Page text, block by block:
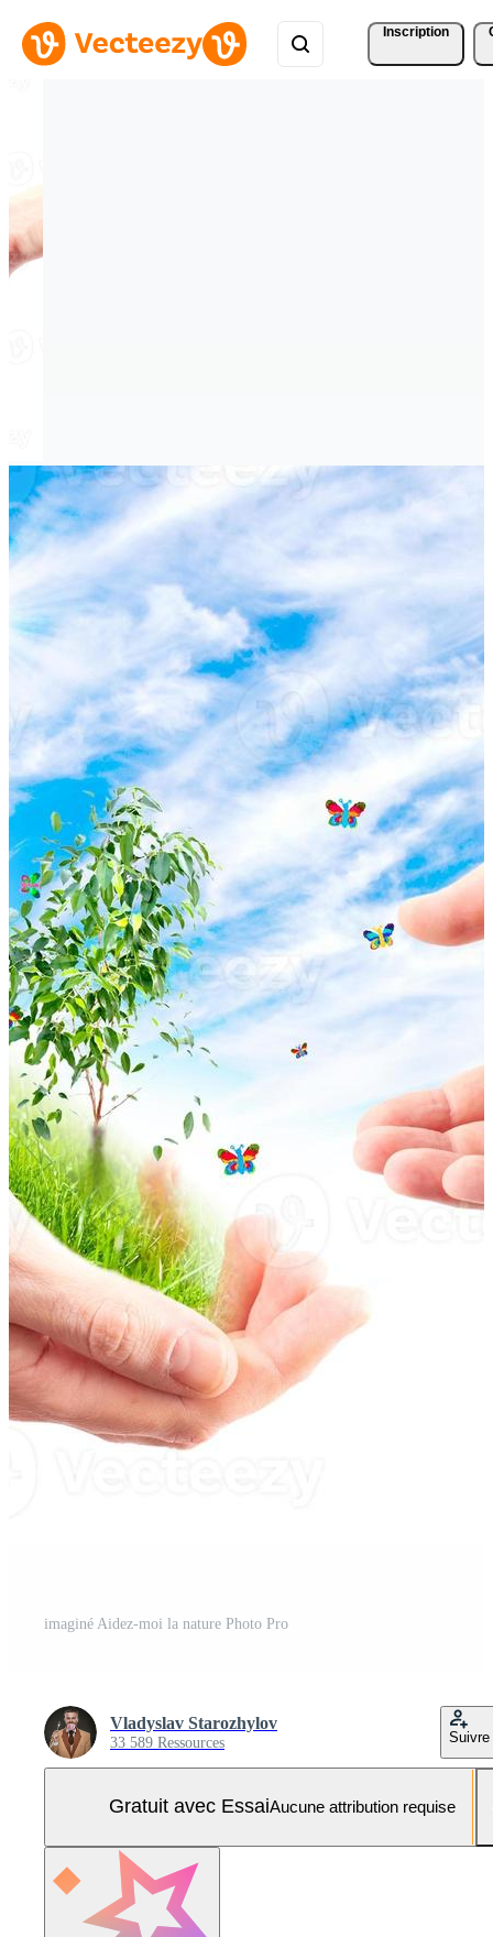
Inscription
imaginé Aidez-moi la nature Photo Pro
Vladyslav Starozhylov
33 589 Ressources Suivre
Gratuit avec EssaiAucune attribution requise